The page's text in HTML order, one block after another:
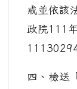
戒並依該
政院111
四、檢送